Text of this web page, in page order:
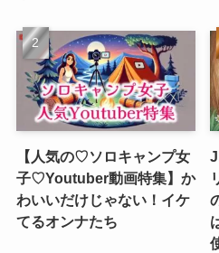
【人気の♡ソロキャンプ女
子♡Youtuber動画特集】か
わいいだけじゃない！イケ
てるオンナたち